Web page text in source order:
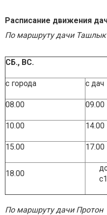
Расписание движения
По маршруту дачи Ташлык
СБ., ВС.
с города с дач
08.00 09.00
10.00 14.00
15.00 17.00
18.00
до
с1
По маршруту дачи Протон